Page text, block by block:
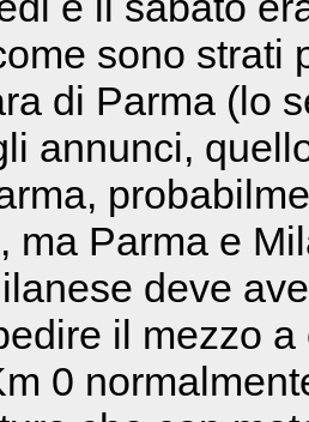
sono strati
di Parma (lo
annunci,
ma Parma e
deve
il mezzo
0